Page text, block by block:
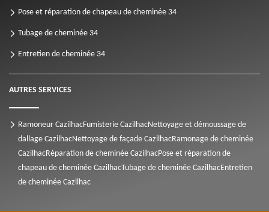
Pose et réparation de chapeau de cheminée 34
Tubage de cheminée 34
Entretien de cheminée 34
AUTRES SERVICES
Ramoneur CazilhacFumisterie CazilhacNettoyage et démoussage de
dallage CazilhacNettoyage de façade CazilhacRamonage de cheminée
CazilhacRéparation de cheminée CazilhacPose et réparation de
chapeau de cheminée CazilhacTubage de cheminée CazilhacEntretien
de cheminée Cazilhac